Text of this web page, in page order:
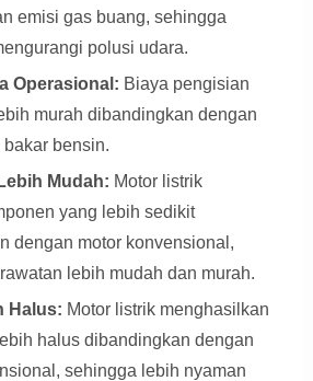
emisi gas buang, sehingga
polusi udara.
Operasional: Biaya pengisian
murah dibandingkan dengan
bensin.
Mudah: Motor listrik
yang lebih sedikit
dengan motor konvensional,
lebih mudah dan murah.
Halus: Motor listrik menghasilkan
halus dibandingkan dengan
sehingga lebih nyaman